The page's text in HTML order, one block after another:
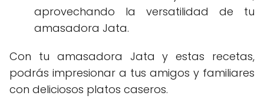
aprovechando la versatilidad de tu
amasadora Jata.
Con tu amasadora Jata y estas recetas,
podrás impresionar a tus amigos y familiares
con deliciosos platos caseros.